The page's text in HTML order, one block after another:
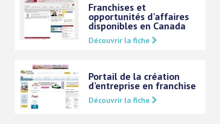
Franchises et
opportunités d'affaires
disponibles en Canada
Découvrir la fiche
Portail de la création
d'entreprise en franchise
Découvrir la fiche